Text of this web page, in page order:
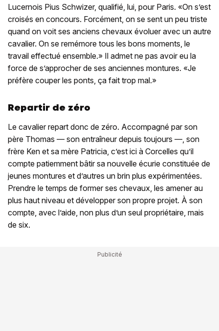
Lucernois Pius Schwizer, qualifié, lui, pour Paris. «On s’est
croisés en concours. Forcément, on se sent un peu triste
quand on voit ses anciens chevaux évoluer avec un autre
cavalier. On se remémore tous les bons moments, le
travail effectué ensemble.» Il admet ne pas avoir eu la
force de s’approcher de ses anciennes montures. «Je
préfère couper les ponts, ça fait trop mal.»
Repartir de zéro
Le cavalier repart donc de zéro. Accompagné par son
père Thomas — son entraîneur depuis toujours —, son
frère Ken et sa mère Patricia, c’est ici à Corcelles qu’il
compte patiemment bâtir sa nouvelle écurie constituée de
jeunes montures et d’autres un brin plus expérimentées.
Prendre le temps de former ses chevaux, les amener au
plus haut niveau et développer son propre projet. À son
compte, avec l’aide, non plus d’un seul propriétaire, mais
de six.